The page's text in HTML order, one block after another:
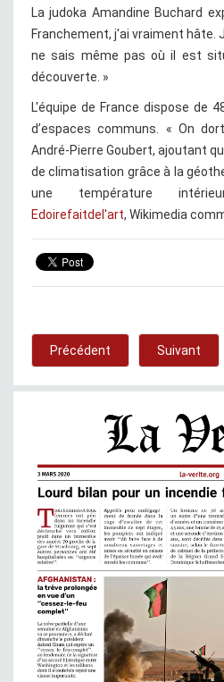
La judoka Amandine Buchard
Franchement, j'ai vraiment hâte.
ne sais même pas où il est
découverte. »
L'équipe de France dispose de
d’espaces communs. « On
André-Pierre Goubert, ajoutant
de climatisation grâce à la
une température
Edoirefaitdel'art, Wikimedia
Précédent Suivant